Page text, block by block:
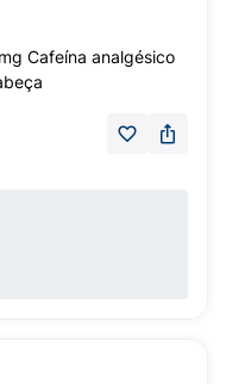
Cafeína analgésico